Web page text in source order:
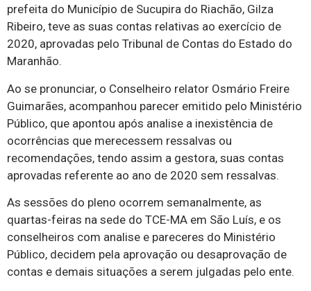
prefeita do Município de Sucupira do Riachão, Gilza
Ribeiro, teve as suas contas relativas ao exercício de
2020, aprovadas pelo Tribunal de Contas do Estado do
Maranhão.
Ao se pronunciar, o Conselheiro relator Osmário Freire
Guimarães, acompanhou parecer emitido pelo Ministério
Público, que apontou após analise a inexistência de
ocorrências que merecessem ressalvas ou
recomendações, tendo assim a gestora, suas contas
aprovadas referente ao ano de 2020 sem ressalvas.
As sessões do pleno ocorrem semanalmente, as
quartas-feiras na sede do TCE-MA em São Luís, e os
conselheiros com analise e pareceres do Ministério
Público, decidem pela aprovação ou desaprovação de
contas e demais situações a serem julgadas pelo ente.